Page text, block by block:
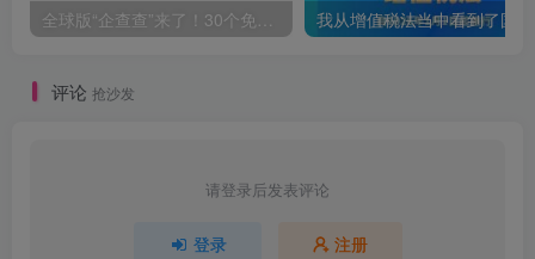
全球版“企查查”来了！30个免费官方企业查询网站合集
评论 抢沙发
请登录后发表评论
登录 注册